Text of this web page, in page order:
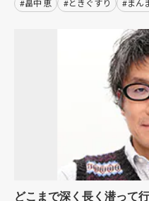
#畠中 恵 #ときぐすり #まん
どこまで深く長く潜って